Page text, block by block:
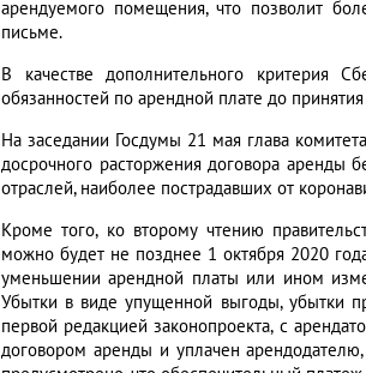
арендуемого помещения, что позволит
письме.
В качестве дополнительного критерия
обязанностей по арендной плате до
На заседании Госдумы 21 мая глава
досрочного расторжения договора аренды
отраслей, наиболее пострадавших от
Кроме того, ко второму чтению
можно будет не позднее 1 октября 2020
уменьшении арендной платы или ином
Убытки в виде упущенной выгоды, убытки
первой редакцией законопроекта, с
договором аренды и уплачен